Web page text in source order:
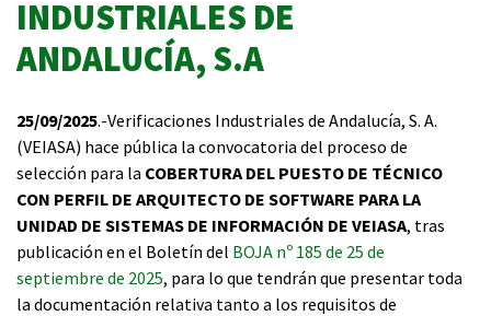
INDUSTRIALES DE
ANDALUCÍA, S.A
25/​​​​​​09/2025.-Verificaciones Industriales de Andalucía, S. A.
(VEIASA) hace pública la convocatoria del proceso de
selección para la COBERTURA DEL PUESTO DE TÉCNICO
CON PERFIL DE ARQUITECTO DE SOFTWARE PARA LA
UNIDAD DE SISTEMAS DE INFORMACIÓN DE VEIASA, tras
publicación en el Boletín del BOJA nº 185 de 25 de
septiembre de 2025, para lo que tendrán que presentar toda
la documentación relativa tanto a los requisitos de